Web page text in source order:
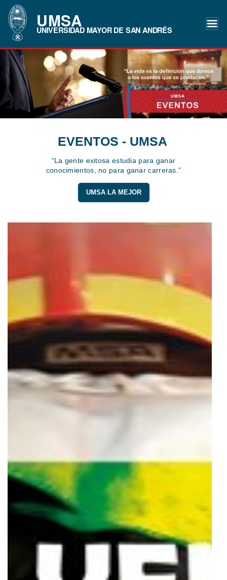
UMSA
UNIVERSIDAD MAYOR DE SAN ANDRÉS
EVENTOS - UMSA
“La gente exitosa estudia para ganar
conocimientos, no para ganar carreras.”
UMSA LA MEJOR